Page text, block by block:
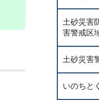
土砂災害
害警戒区
土砂災害
いのちと